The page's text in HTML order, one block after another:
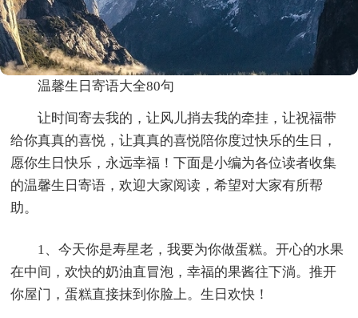
温馨生日寄语大全80句
让时间寄去我的，让风儿捎去我的牵挂，让祝福带
给你真真的喜悦，让真真的喜悦陪你度过快乐的生日，
愿你生日快乐，永远幸福！下面是小编为各位读者收集
的温馨生日寄语，欢迎大家阅读，希望对大家有所帮
助。
1、今天你是寿星老，我要为你做蛋糕。开心的水果
在中间，欢快的奶油直冒泡，幸福的果酱往下淌。推开
你屋门，蛋糕直接抹到你脸上。生日欢快！